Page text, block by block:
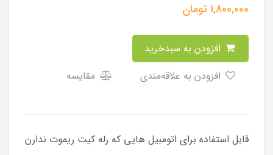
1,800,000تومان
مقایسه
قابل استفاده برای اتومبیل هایی که رله کیت ریموت ندارن